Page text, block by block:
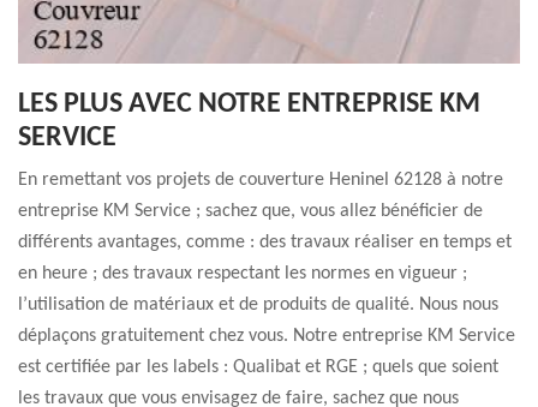
LES PLUS AVEC NOTRE ENTREPRISE KM
SERVICE
En remettant vos projets de couverture Heninel 62128 à notre
entreprise KM Service ; sachez que, vous allez bénéficier de
différents avantages, comme : des travaux réaliser en temps et
en heure ; des travaux respectant les normes en vigueur ;
l’utilisation de matériaux et de produits de qualité. Nous nous
déplaçons gratuitement chez vous. Notre entreprise KM Service
est certifiée par les labels : Qualibat et RGE ; quels que soient
les travaux que vous envisagez de faire, sachez que nous